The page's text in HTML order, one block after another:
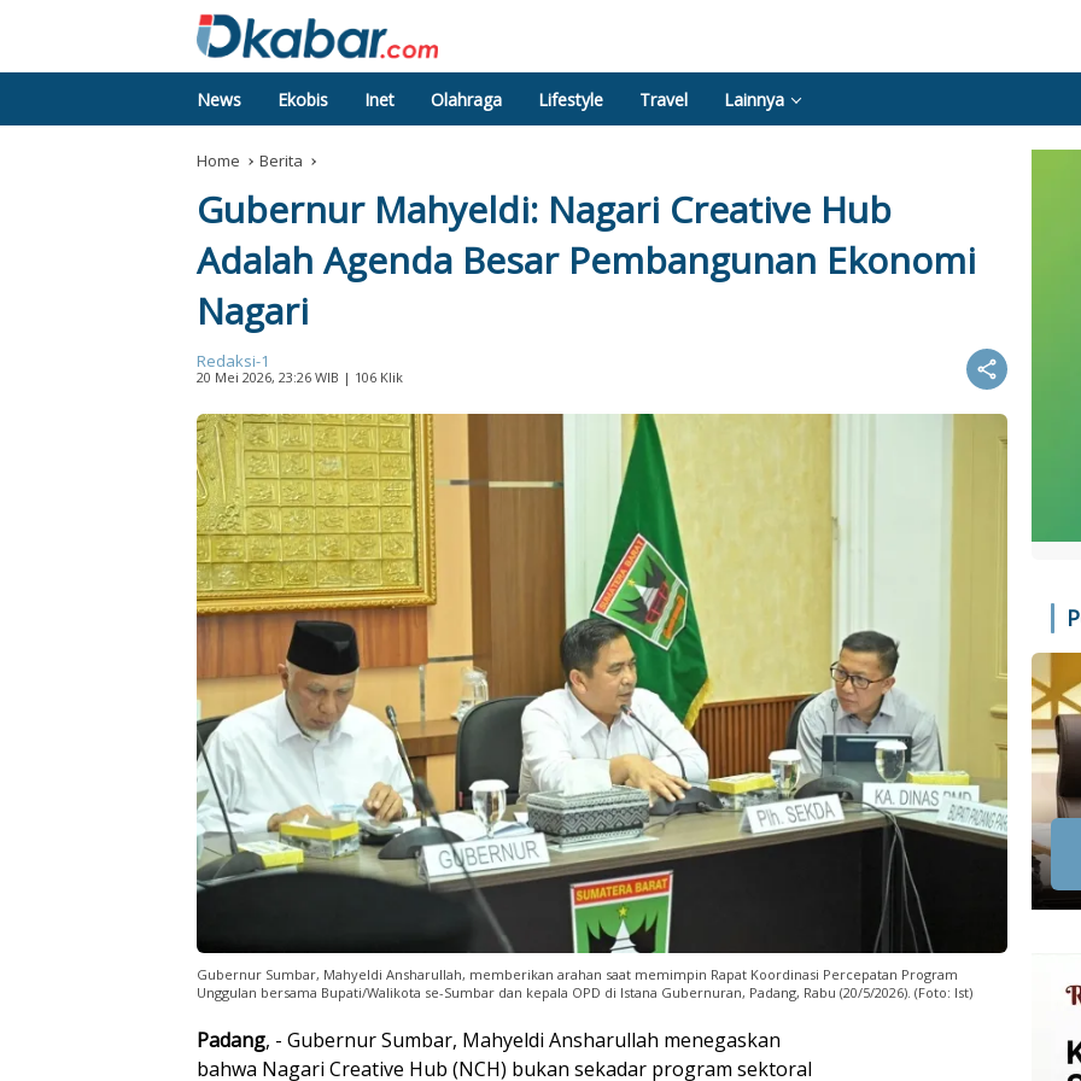
News Ekobis Inet Olahraga Lifestyle Travel Lainnya
Home Berita
Gubernur Mahyeldi: Nagari Creative Hub
Adalah Agenda Besar Pembangunan Ekonomi
Nagari
Redaksi-1
20 Mei 2026, 23:26 WIB | 106 Klik
Gubernur Sumbar, Mahyeldi Ansharullah, memberikan arahan saat memimpin Rapat Koordinasi Percepatan Program
Unggulan bersama Bupati/Walikota se-Sumbar dan kepala OPD di Istana Gubernuran, Padang, Rabu (20/5/2026). (Foto: Ist)
Padang, - Gubernur Sumbar, Mahyeldi Ansharullah menegaskan
bahwa Nagari Creative Hub (NCH) bukan sekadar program sektoral